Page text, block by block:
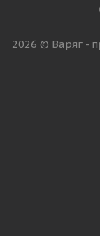
2026 © Варяг -